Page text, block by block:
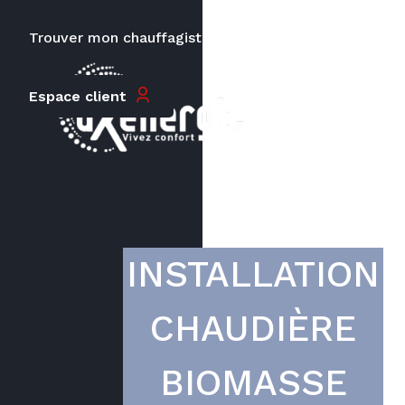
Trouver mon chauffagiste
Espace client
INSTALLATION
CHAUDIÈRE
BIOMASSE